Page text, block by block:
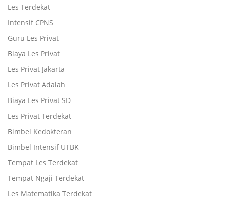
Les Terdekat
Intensif CPNS
Guru Les Privat
Biaya Les Privat
Les Privat Jakarta
Les Privat Adalah
Biaya Les Privat SD
Les Privat Terdekat
Bimbel Kedokteran
Bimbel Intensif UTBK
Tempat Les Terdekat
Tempat Ngaji Terdekat
Les Matematika Terdekat